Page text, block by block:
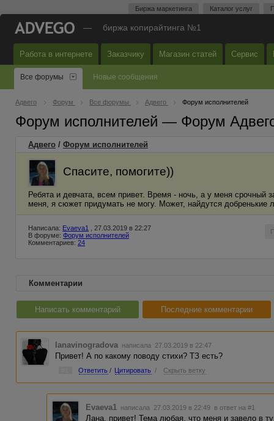
Биржа маркетинга Каталог услуг
— биржа копирайтинга №1
Работа в интернете Заказчику Магазин статей Сервис
Все форумы Новые сообщения
Адвего Форум Все форумы Адвего Форум исполнителей
Форум исполнителей — Форум
Адвего / Форум исполнителей
Спасите, помогите))
Ребята и девчата, всем привет. Время - ночь, а у меня
меня, я сюжет придумать не могу. Может, найдутся добренькие
Написала: Evaeva1
, 27.03.2019 в 22:27
В форуме: Форум исполнителей
Комментариев: 24
Комментарии
Написать комментарий Последние комментарии
lanavinogradova написала 27.03.2019 в 22:47
Привет! А по какому поводу стихи? ТЗ есть?
Ответить / Цитировать / Скрыть ветку
Evaeva1 написала 27.03.2019 в 22:49 в ответ на #1
Лана, привет! Тема любая, что меня и завело в